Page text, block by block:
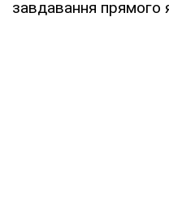
завдавання прямого